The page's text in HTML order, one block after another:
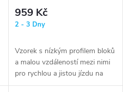
959 Kč
2 - 3 Dny
Vzorek s nízkým profilem bloků
a malou vzdáleností mezi nimi
pro rychlou a jistou jízdu na
každém tvrdém povrchu, za...